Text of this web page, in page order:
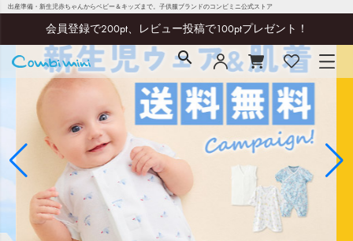
出産準備・新生児赤ちゃんからベビー＆キッズまで。子供服ブランドのコンビミニ公式ストア
会員登録で200pt、レビュー投稿で100ptプレゼント！